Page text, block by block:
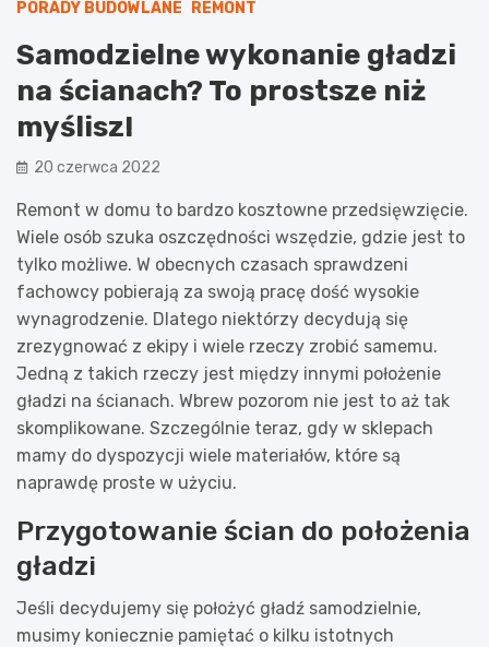
PORADY BUDOWLANE REMONT
Samodzielne wykonanie gładzi
na ścianach? To prostsze niż
myślisz!
20 czerwca 2022
Remont w domu to bardzo kosztowne przedsięwzięcie.
Wiele osób szuka oszczędności wszędzie, gdzie jest to
tylko możliwe. W obecnych czasach sprawdzeni
fachowcy pobierają za swoją pracę dość wysokie
wynagrodzenie. Dlatego niektórzy decydują się
zrezygnować z ekipy i wiele rzeczy zrobić samemu.
Jedną z takich rzeczy jest między innymi położenie
gładzi na ścianach. Wbrew pozorom nie jest to aż tak
skomplikowane. Szczególnie teraz, gdy w sklepach
mamy do dyspozycji wiele materiałów, które są
naprawdę proste w użyciu.
Przygotowanie ścian do położenia
gładzi
Jeśli decydujemy się położyć gładź samodzielnie,
musimy koniecznie pamiętać o kilku istotnych